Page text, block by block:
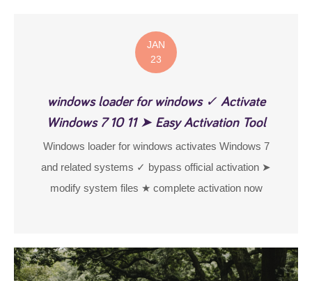
JAN
23
windows loader for windows ✓ Activate
Windows 7 10 11 ➤ Easy Activation Tool
Windows loader for windows activates Windows 7
and related systems ✓ bypass official activation ➤
modify system files ★ complete activation now